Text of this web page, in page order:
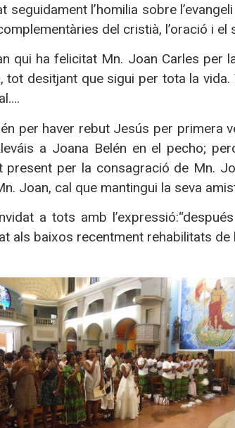
l’homilia sobre
del cristià, l’oració i el
qui ha felicitat Mn. Joan Carles per
tot desitjant que sigui per tota la
per haver rebut Jesús per primera
a Joana Belén en el pecho;
per la consagració de Mn.
Joan, cal que mantingui la seva
a tots amb
als baixos recentment rehabilitats de